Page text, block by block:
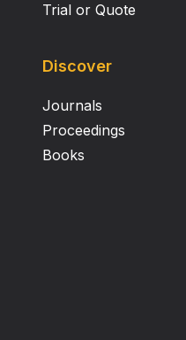
Trial or Quote
Discover
Journals
Proceedings
Books